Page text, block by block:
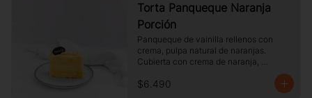
Torta Panqueque Naranja
Porción
Panqueque de vainilla rellenos con
crema, pulpa natural de naranjas.
Cubierta con crema de naranja,
$6.490